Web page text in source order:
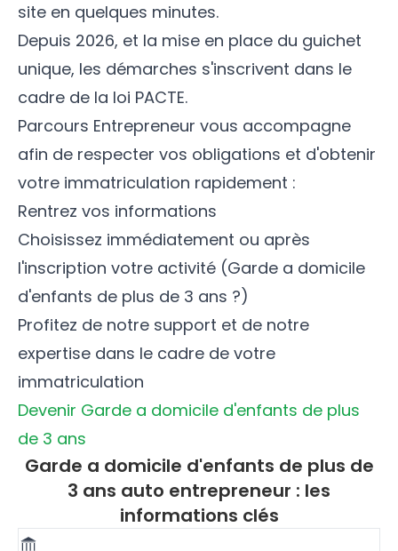
site en quelques minutes.
Depuis 2026, et la mise en place du guichet
unique, les démarches s'inscrivent dans le
cadre de la loi PACTE.
Parcours Entrepreneur vous accompagne
afin de respecter vos obligations et d'obtenir
votre immatriculation rapidement :
Rentrez vos informations
Choisissez immédiatement ou après
l'inscription votre activité (Garde a domicile
d'enfants de plus de 3 ans ?)
Profitez de notre support et de notre
expertise dans le cadre de votre
immatriculation
Devenir Garde a domicile d'enfants de plus
de 3 ans
Garde a domicile d'enfants de plus de
3 ans auto entrepreneur : les
informations clés